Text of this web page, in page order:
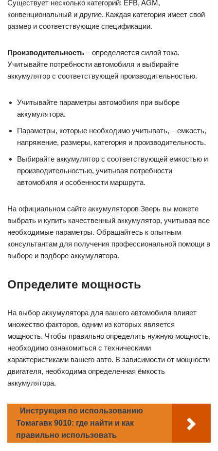
Существует несколько категорий: EFB, AGM,
конвенциональный и другие. Каждая категория имеет свой
размер и соответствующие спецификации.
Производительность – определяется силой тока.
Учитывайте потребности автомобиля и выбирайте
аккумулятор с соответствующей производительностью.
Учитывайте параметры автомобиля при выборе
аккумулятора.
Параметры, которые необходимо учитывать, – емкость,
напряжение, размеры, категория и производительность.
Выбирайте аккумулятор с соответствующей емкостью и
производительностью, учитывая потребности
автомобиля и особенности маршрута.
На официальном сайте аккумуляторов Зверь вы можете
выбрать и купить качественный аккумулятор, учитывая все
необходимые параметры. Обращайтесь к опытным
консультантам для получения профессиональной помощи в
выборе и подборе аккумулятора.
Определите мощность
На выбор аккумулятора для вашего автомобиля влияет
множество факторов, одним из которых является
мощность. Чтобы правильно определить нужную мощность,
необходимо ознакомиться с техническими
характеристиками вашего авто. В зависимости от мощности
двигателя, необходима определенная ёмкость
аккумулятора.
Инструкция по использованию
Томагавк 9010: где найти и как
правильно использовать